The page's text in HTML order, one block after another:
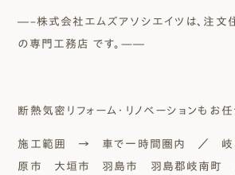
―–株式会社エムズアソシエイツは、注
の専門工務店 です。—―
断熱気密リフォーム・リノベーションもお任
施工範囲 → 車で一時間圏内 ／ 岐
原市 大垣市 羽島市 羽島郡岐南町